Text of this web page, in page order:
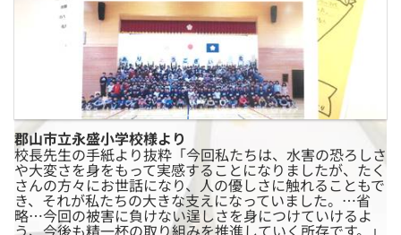
郡山市立永盛小学校様より
校長先生の手紙より抜粋「今回私たちは、水害の恐ろしさ
や大変さを身をもって実感することになりましたが、たく
さんの方々にお世話になり、人の優しさに触れることもで
き、それが私たちの大きな支えになっていました。…省
略…今回の被害に負けない逞しさを身につけていけるよ
う、今後も精一杯の取り組みを推進していく所存です。」